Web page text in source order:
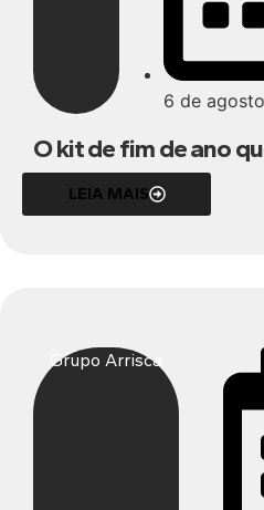
6 de
O kit de fim de ano
LEIA MAIS
Grupo Arrisca